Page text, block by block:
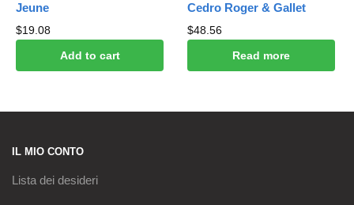
Jeune
$19.08
Add to cart
Cedro Roger & Gallet
$48.56
Read more
IL MIO CONTO
Lista dei desideri